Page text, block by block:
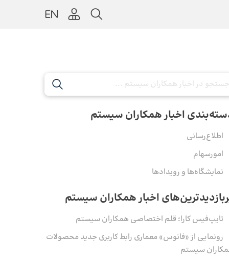
اخبار همکاران سیستم
اطلاع‌رسانی
امورسهام
نمایشگاه‌ها و رویدادها
اخبار همکاران سیستم
تایپ‌فیس کارا؛ قلم اختصاصی همکاران سیستم
رونمایی از «فانوس» معماری رابط کاربری جدید محصولات
سیستم